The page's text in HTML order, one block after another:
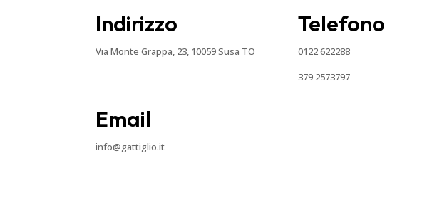
Indirizzo
Via Monte Grappa, 23, 10059 Susa TO
Telefono
0122 622288
379 2573797
Email
info@gattiglio.it